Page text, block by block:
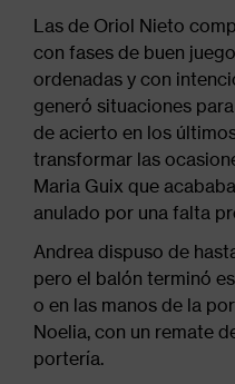
Las de Oriol Nieto
con fases de buen
ordenadas y con
generó situaciones
de acierto en los
transformar las
Maria Guix que
anulado por una falta
Andrea dispuso de
pero el balón terminó
o en las manos de la
Noelia, con un remate
portería.